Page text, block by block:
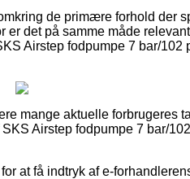
de primære forhold der
det på samme måde
Airstep fodpumpe 7 bar/102
mange aktuelle forbrugeres
Airstep fodpumpe 7 bar/
at få indtryk af e-